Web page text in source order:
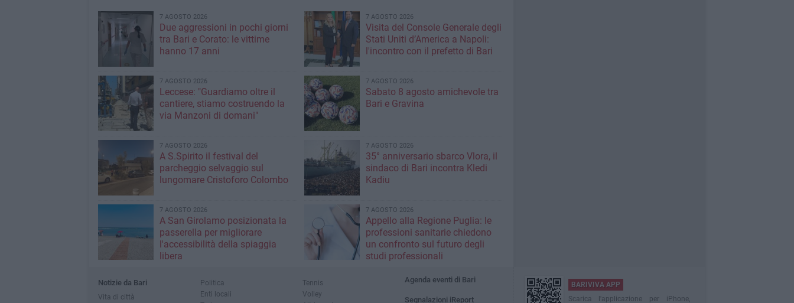
7 AGOSTO 2026
Due aggressioni in pochi giorni
tra Bari e Corato: le vittime
hanno 17 anni
7 AGOSTO 2026
Visita del Console Generale degli
Stati Uniti d’America a Napoli:
l'incontro con il prefetto di Bari
7 AGOSTO 2026
Leccese: "Guardiamo oltre il
cantiere, stiamo costruendo la
via Manzoni di domani"
7 AGOSTO 2026
Sabato 8 agosto amichevole tra
Bari e Gravina
7 AGOSTO 2026
A S.Spirito il festival del
parcheggio selvaggio sul
lungomare Cristoforo Colombo
7 AGOSTO 2026
35° anniversario sbarco Vlora, il
sindaco di Bari incontra Kledi
Kadiu
7 AGOSTO 2026
A San Girolamo posizionata la
passerella per migliorare
l'accessibilità della spiaggia
libera
7 AGOSTO 2026
Appello alla Regione Puglia: le
professioni sanitarie chiedono
un confronto sul futuro degli
studi professionali
Notizie da Bari
Vita di città
Politica
Enti locali
Tennis
Volley
Agenda eventi di Bari
Segnalazioni iReport
BARIVIVA APP
Scarica l'applicazione per iPhone,